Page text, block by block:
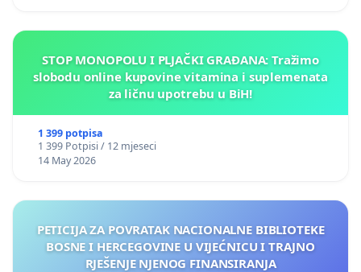
STOP MONOPOLU I PLJAČKI GRAĐANA: Tražimo
slobodu online kupovine vitamina i suplemenata
za ličnu upotrebu u BiH!
1 399 potpisa
1 399 Potpisi / 12 mjeseci
14 May 2026
PETICIJA ZA POVRATAK NACIONALNE BIBLIOTEKE
BOSNE I HERCEGOVINE U VIJEĆNICU I TRAJNO
RJEŠENJE NJENOG FINANSIRANJA